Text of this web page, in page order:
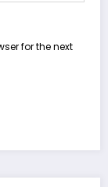
for the next